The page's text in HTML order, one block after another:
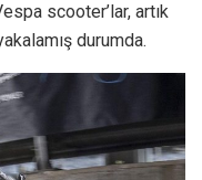
scooter’lar, artık
durumda.